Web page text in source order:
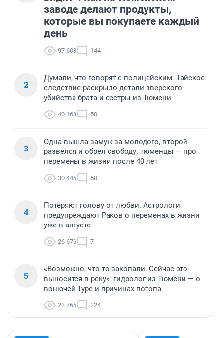
заводе делают продукты,
которые вы покупаете каждый
день
97 608 144
2
Думали, что говорят с полицейским. Тайское
следствие раскрыло детали зверского
убийства брата и сестры из Тюмени
40 163 50
3
Одна вышла замуж за молодого, второй
развелся и обрел свободу: тюменцы — про
перемены в жизни после 40 лет
30 446 50
4
Потеряют голову от любви. Астрологи
предупреждают Раков о переменах в жизни
уже в августе
26 676 7
5
«Возможно, что-то закопали. Сейчас это
выносится в реку»: гидролог из Тюмени — о
вонючей Туре и причинах потопа
23 766 224